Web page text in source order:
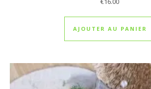
AJOUTER AU PANIER